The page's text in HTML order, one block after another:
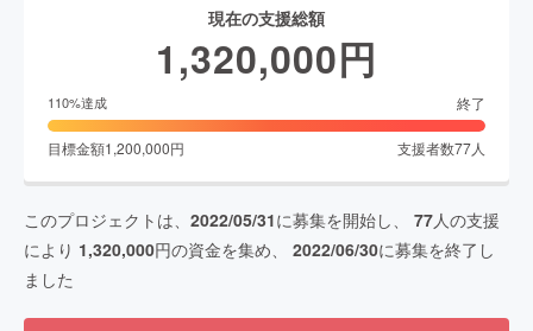
現在の支援総額
1,320,000円
110%達成 終了
目標金額1,200,000円 支援者数77人
このプロジェクトは、 2022/05/31に募集を開始し、 77人の支援
により 1,320,000円の資金を集め、 2022/06/30に募集を終了し
ました